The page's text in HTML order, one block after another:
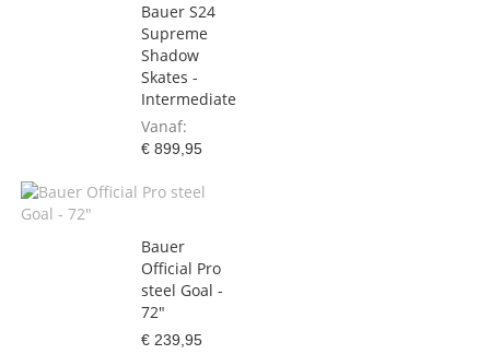
Bauer S24
Supreme
Shadow
Skates -
Intermediate
Vanaf
€ 899,95
Bauer
Official Pro
steel Goal -
72"
€ 239,95